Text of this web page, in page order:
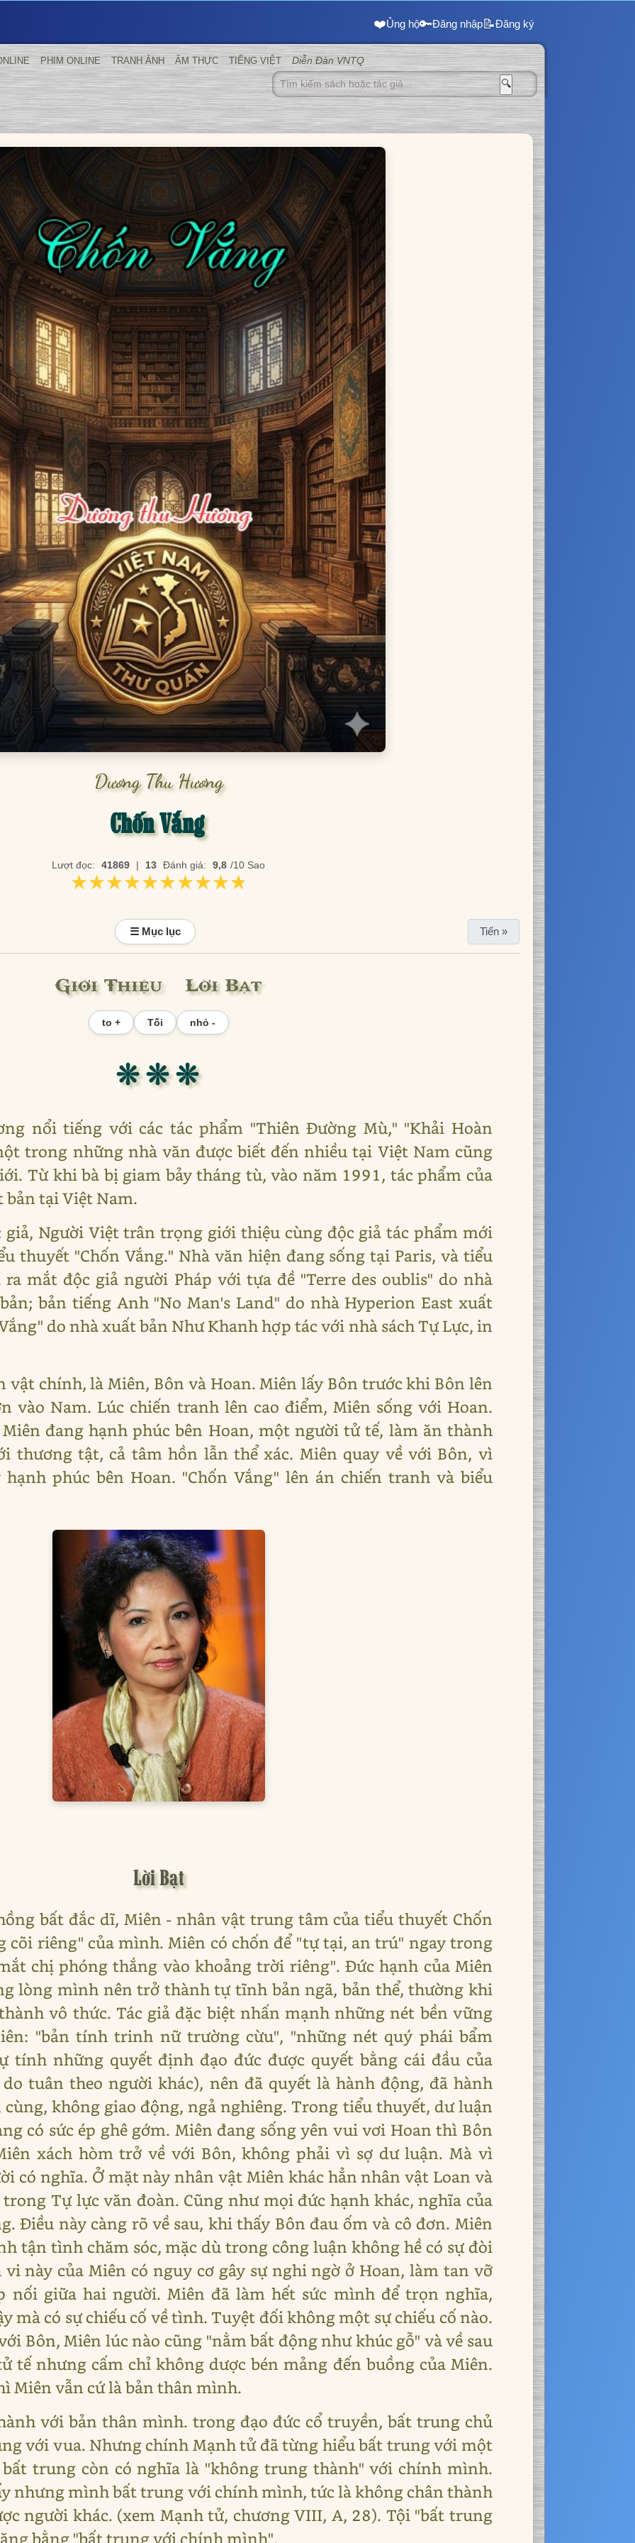
❤️Ủng hộ🔑Đăng nhập📝Đăng ký
PHIM ONLINE TRANH ẢNH ẨM THỰC TIẾNG VIỆT Diễn Đàn VNTQ
🔍
Dương Thu Hương
Chốn Vắng
Lượt đọc: 41869 | 13 Đánh giá: 9,8 /10 Sao
★★★★★★★★★★
★★★★★★★★★★
☰ Mục lục Tiến »
Giới Thiệu & Lời Bạt
to + Tối nhỏ -
❊ ❊ ❊
nổi tiếng với các tác phẩm "Thiên Đường Mù," "Khải Hoàn
trong những nhà văn được biết đến nhiều tại Việt Nam cũng
Từ khi bà bị giam bảy tháng tù, vào năm 1991, tác phẩm của
bản tại Việt Nam.
giả, Người Việt trân trọng giới thiệu cùng độc giả tác phẩm mới
thuyết "Chốn Vắng." Nhà văn hiện đang sống tại Paris, và tiểu
mắt độc giả người Pháp với tựa đề "Terre des oublis" do nhà
bản tiếng Anh "No Man's Land" do nhà Hyperion East xuất
do nhà xuất bản Như Khanh hợp tác với nhà sách Tự Lực, in
vật chính, là Miên, Bôn và Hoan. Miên lấy Bôn trước khi Bôn lên
vào Nam. Lúc chiến tranh lên cao điểm, Miên sống với Hoan.
đang hạnh phúc bên Hoan, một người tử tế, làm ăn thành
thương tật, cả tâm hồn lẫn thể xác. Miên quay về với Bôn, vì
phúc bên Hoan. "Chốn Vắng" lên án chiến tranh và biểu
Lời Bạt
bất đắc dĩ, Miên - nhân vật trung tâm của tiểu thuyết Chốn
cõi riêng" của mình. Miên có chốn để "tự tại, an trú" ngay trong
chị phóng thắng vào khoảng trời riêng". Đức hạnh của Miên
lòng mình nên trở thành tự tĩnh bản ngã, bản thể, thường khi
vô thức. Tác giả đặc biệt nhấn mạnh những nét bền vững
"bản tính trinh nữ trường cừu", "những nét quý phái bẩm
tính những quyết định đạo đức được quyết bằng cái đầu của
tuân theo người khác), nên đã quyết là hành động, đã hành
không giao động, ngả nghiêng. Trong tiểu thuyết, dư luận
có sức ép ghê gớm. Miên đang sống yên vui vơi Hoan thì Bôn
xách hòm trở về với Bôn, không phải vì sợ dư luận. Mà vì
có nghĩa. Ở mặt này nhân vật Miên khác hẳn nhân vật Loan và
Tự lực văn đoàn. Cũng như mọi đức hạnh khác, nghĩa của
Điều này càng rõ về sau, khi thấy Bôn đau ốm và cô đơn. Miên
tận tình chăm sóc, mặc dù trong công luận không hề có sự đòi
này của Miên có nguy cơ gây sự nghi ngờ ở Hoan, làm tan vỡ
nối giữa hai người. Miên đã làm hết sức mình để trọn nghĩa,
mà có sự chiếu cố về tình. Tuyệt đối không một sự chiếu cố nào.
Bôn, Miên lúc nào cũng "nằm bất động như khúc gỗ" và về sau
tế nhưng cấm chỉ không dược bén mảng đến buồng của Miên.
Miên vẫn cứ là bản thân mình.
với bản thân mình. trong đạo đức cổ truyền, bất trung chủ
với vua. Nhưng chính Mạnh tử đã từng hiểu bất trung với một
trung còn có nghĩa là "không trung thành" với chính mình.
nhưng mình bất trung với chính mình, tức là không chân thành
người khác. (xem Mạnh tử, chương VIII, A, 28). Tội "bất trung
bằng "bất trung với chính mình".